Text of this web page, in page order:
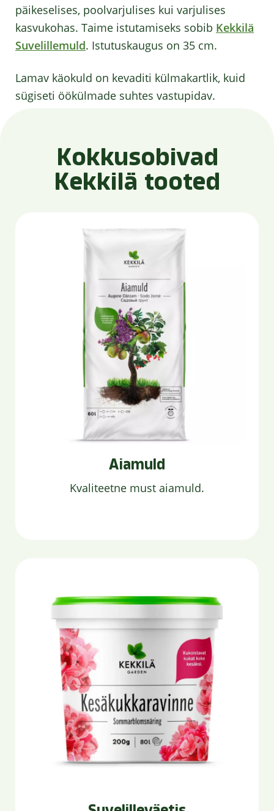
päikeselises, poolvarjulises kui varjulises
kasvukohas. Taime istutamiseks sobib Kekkilä
Suvelillemuld. Istutuskaugus on 35 cm.
Lamav käokuld on kevaditi külmakartlik, kuid
sügiseti öökülmade suhtes vastupidav.
Kokkusobivad
Kekkilä tooted
Aiamuld
Kvaliteetne must aiamuld.